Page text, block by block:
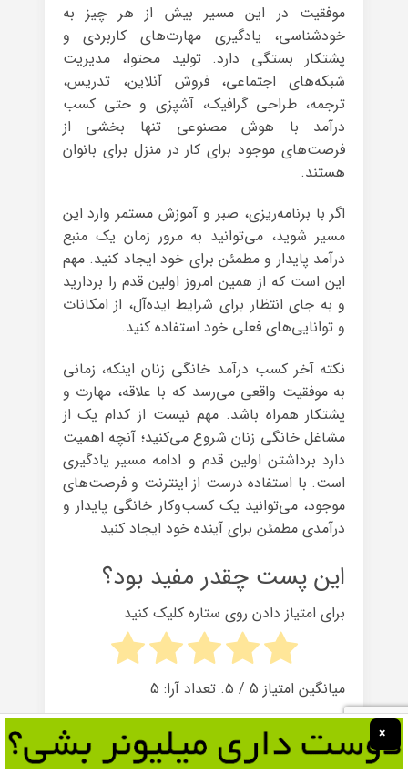
موفقیت در این مسیر بیش از هر چیز به
خودشناسی، یادگیری مهارت‌های کاربردی و
پشتکار بستگی دارد. تولید محتوا، مدیریت
شبکه‌های اجتماعی، فروش آنلاین، تدریس،
ترجمه، طراحی گرافیک، آشپزی و حتی کسب
درآمد با هوش مصنوعی تنها بخشی از
فرصت‌های موجود برای کار در منزل برای بانوان
هستند.
اگر با برنامه‌ریزی، صبر و آموزش مستمر وارد این
مسیر شوید، می‌توانید به مرور زمان یک منبع
درآمد پایدار و مطمئن برای خود ایجاد کنید. مهم
این است که از همین امروز اولین قدم را بردارید
و به جای انتظار برای شرایط ایده‌آل، از امکانات
و توانایی‌های فعلی خود استفاده کنید.
نکته آخر کسب درآمد خانگی زنان اینکه، زمانی
به موفقیت واقعی می‌رسد که با علاقه، مهارت و
پشتکار همراه باشد. مهم نیست از کدام یک از
مشاغل خانگی زنان شروع می‌کنید؛ آنچه اهمیت
دارد برداشتن اولین قدم و ادامه مسیر یادگیری
است. با استفاده درست از اینترنت و فرصت‌های
موجود، می‌توانید یک کسب‌وکار خانگی پایدار و
درآمدی مطمئن برای آینده خود ایجاد کنید
این پست چقدر مفید بود؟
برای امتیاز دادن روی ستاره کلیک کنید
میانگین امتیاز 5/ ۵. تعداد آرا: 5
×